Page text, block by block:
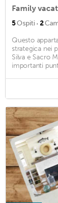
Family
5Ospiti · 2
Questo
strategica nei
Silva e Sacro
importanti